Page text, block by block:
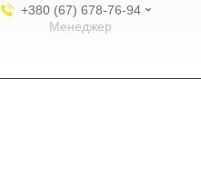
+380 (67) 678-76-94
Менеджер